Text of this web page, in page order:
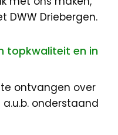
Driebergen.
topkwaliteit en in
ontvangen over
onderstaand